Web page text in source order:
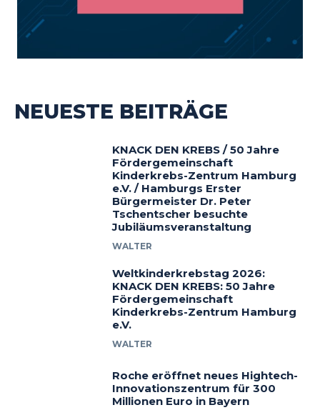
NEUESTE BEITRÄGE
KNACK DEN KREBS / 50 Jahre
Fördergemeinschaft
Kinderkrebs-Zentrum Hamburg
e.V. / Hamburgs Erster
Bürgermeister Dr. Peter
Tschentscher besuchte
Jubiläumsveranstaltung
WALTER
Weltkinderkrebstag 2026:
KNACK DEN KREBS: 50 Jahre
Fördergemeinschaft
Kinderkrebs-Zentrum Hamburg
e.V.
WALTER
Roche eröffnet neues Hightech-
Innovationszentrum für 300
Millionen Euro in Bayern